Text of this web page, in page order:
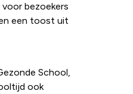
bezoekers
een toost uit
School,
ook